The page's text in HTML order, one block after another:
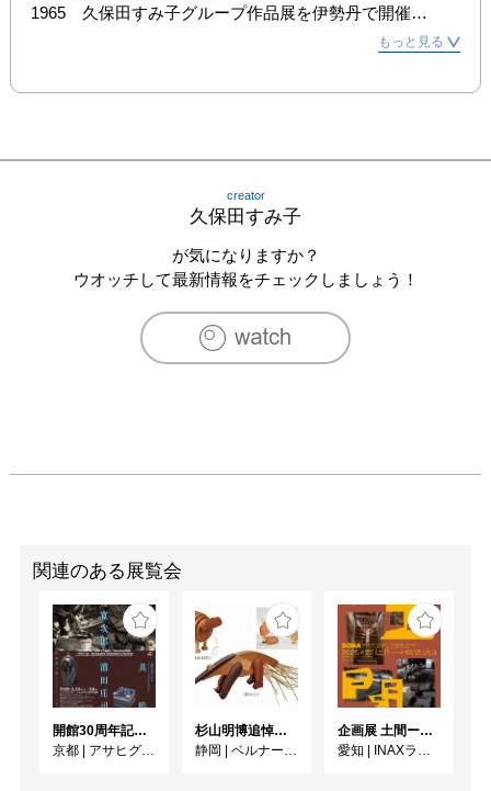
1965　久保田すみ子グループ作品展を伊勢丹で開催
2002　『久保田すみ子作品集』を刊行
もっと見る
creator
久保田すみ子
が気になりますか？
ウオッチして最新情報をチェックしましょう！
関連のある展覧会
開館30周年記念 山本爲三郎・河井寬次郎没後60年記念 「共鳴 河井寬次郎 × 濱田庄司 ー山本爲三郎コレクションより」
京都 | アサヒグループ大山崎山荘美術館
杉山明博追悼展 木とわたし―木工の妙技と美術教育
静岡 | ベルナール・ビュフェ美術館
企画展 土間ーつくって、つかって、再発見ー
愛知 | INAXライブミュージアム